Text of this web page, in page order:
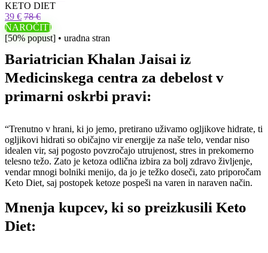
KETO DIET
39 € 78 €
NAROČITI
[50% popust] • uradna stran
Bariatrician Khalan Jaisai iz
Medicinskega centra za debelost v
primarni oskrbi pravi:
“Trenutno v hrani, ki jo jemo, pretirano uživamo ogljikove hidrate, ti
ogljikovi hidrati so običajno vir energije za naše telo, vendar niso
idealen vir, saj pogosto povzročajo utrujenost, stres in prekomerno
telesno težo. Zato je ketoza odlična izbira za bolj zdravo življenje,
vendar mnogi bolniki menijo, da jo je težko doseči, zato priporočam
Keto Diet, saj postopek ketoze pospeši na varen in naraven način.
Mnenja kupcev, ki so preizkusili Keto
Diet: